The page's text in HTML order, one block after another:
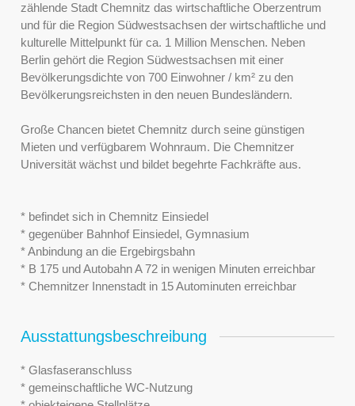
zählende Stadt Chemnitz das wirtschaftliche Oberzentrum
und für die Region Südwestsachsen der wirtschaftliche und
kulturelle Mittelpunkt für ca. 1 Million Menschen. Neben
Berlin gehört die Region Südwestsachsen mit einer
Bevölkerungsdichte von 700 Einwohner / km² zu den
Bevölkerungsreichsten in den neuen Bundesländern.
Große Chancen bietet Chemnitz durch seine günstigen
Mieten und verfügbarem Wohnraum. Die Chemnitzer
Universität wächst und bildet begehrte Fachkräfte aus.
* befindet sich in Chemnitz Einsiedel
* gegenüber Bahnhof Einsiedel, Gymnasium
* Anbindung an die Ergebirgsbahn
* B 175 und Autobahn A 72 in wenigen Minuten erreichbar
* Chemnitzer Innenstadt in 15 Autominuten erreichbar
Ausstattungsbeschreibung
* Glasfaseranschluss
* gemeinschaftliche WC-Nutzung